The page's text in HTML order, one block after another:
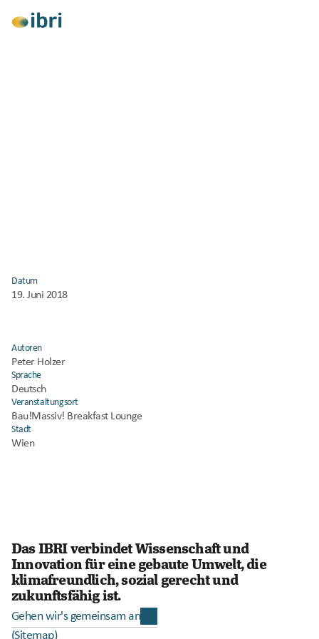
Datum
19. Juni 2018
Autoren
Peter Holzer
Sprache
Deutsch
Veranstaltungsort
Bau!Massiv! Breakfast Lounge
Stadt
Wien
Das IBRI verbindet Wissenschaft und
Innovation für eine gebaute Umwelt, die
klimafreundlich, sozial gerecht und
zukunftsfähig ist.
Gehen wir's gemeinsam an
(Sitemap)